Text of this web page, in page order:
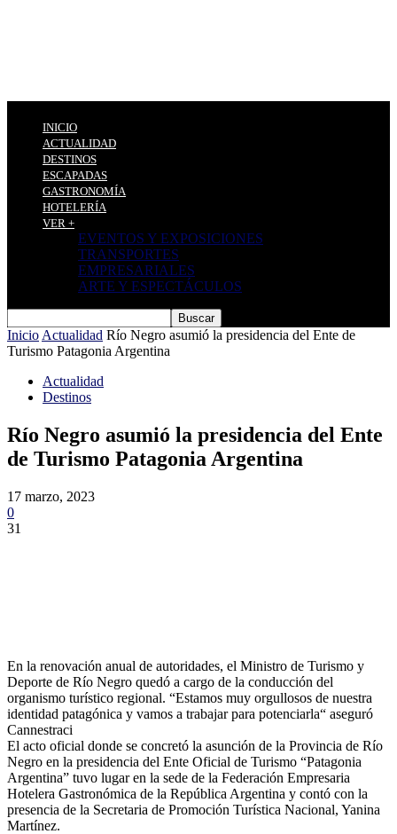
INICIO
ACTUALIDAD
DESTINOS
ESCAPADAS
GASTRONOMÍA
HOTELERÍA
VER +
EVENTOS Y EXPOSICIONES
TRANSPORTES
EMPRESARIALES
ARTE Y ESPECTÁCULOS
Inicio Actualidad Río Negro asumió la presidencia del Ente de
Turismo Patagonia Argentina
Actualidad
Destinos
Río Negro asumió la presidencia del Ente
de Turismo Patagonia Argentina
17 marzo, 2023
0
31
En la renovación anual de autoridades, el Ministro de Turismo y
Deporte de Río Negro quedó a cargo de la conducción del
organismo turístico regional. “Estamos muy orgullosos de nuestra
identidad patagónica y vamos a trabajar para potenciarla“ aseguró
Cannestraci
El acto oficial donde se concretó la asunción de la Provincia de Río
Negro en la presidencia del Ente Oficial de Turismo “Patagonia
Argentina” tuvo lugar en la sede de la Federación Empresaria
Hotelera Gastronómica de la República Argentina y contó con la
presencia de la Secretaria de Promoción Turística Nacional, Yanina
Martínez.